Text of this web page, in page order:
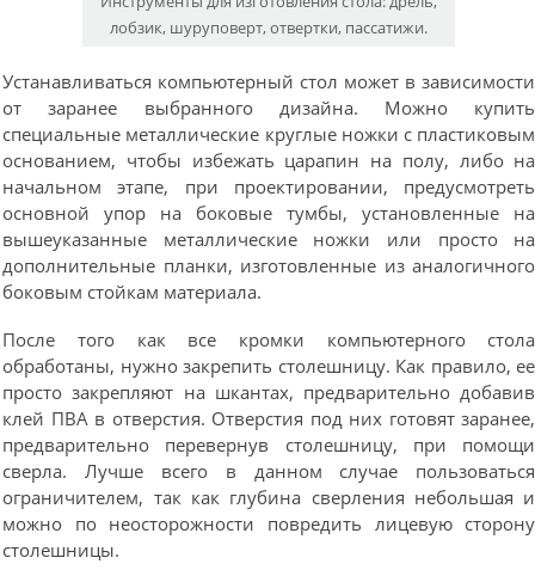
лобзик, шуруповерт, отвертки, пассатижи.
Устанавливаться компьютерный стол может в зависимости
от заранее выбранного дизайна. Можно купить
специальные металлические круглые ножки с пластиковым
основанием, чтобы избежать царапин на полу, либо на
начальном этапе, при проектировании, предусмотреть
основной упор на боковые тумбы, установленные на
вышеуказанные металлические ножки или просто на
дополнительные планки, изготовленные из аналогичного
боковым стойкам материала.
После того как все кромки компьютерного стола
обработаны, нужно закрепить столешницу. Как правило, ее
просто закрепляют на шкантах, предварительно добавив
клей ПВА в отверстия. Отверстия под них готовят заранее,
предварительно перевернув столешницу, при помощи
сверла. Лучше всего в данном случае пользоваться
ограничителем, так как глубина сверления небольшая и
можно по неосторожности повредить лицевую сторону
столешницы.